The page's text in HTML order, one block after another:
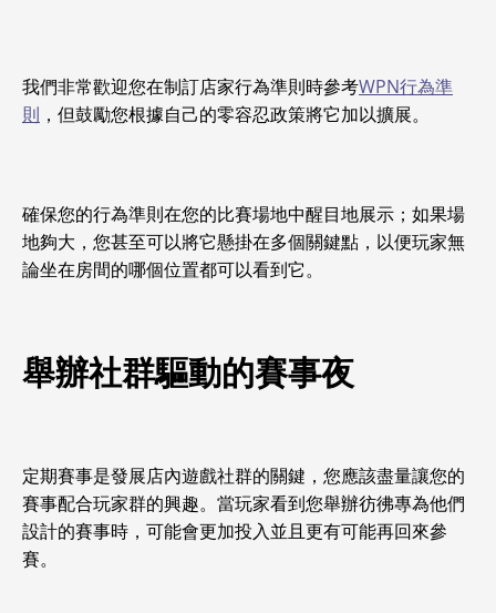
我們非常歡迎您在制訂店家行為準則時參考WPN行為準
則 ，但鼓勵您根據自己的零容忍政策將它加以擴展。
確保您的行為準則在您的比賽場地中醒目地展示；如果場
地夠大，您甚至可以將它懸掛在多個關鍵點，以便玩家無
論坐在房間的哪個位置都可以看到它。
舉辦社群驅動的賽事夜
定期賽事是發展店內遊戲社群的關鍵，您應該盡量讓您的
賽事配合玩家群的興趣。當玩家看到您舉辦彷彿專為他們
設計的賽事時，可能會更加投入並且更有可能再回來參
賽。